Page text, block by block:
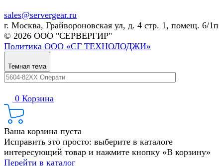
sales@servergear.ru
г. Москва, Грайвороновская ул, д. 4 стр. 1, помещ. 6/1п
© 2026 ООО "СЕРВЕРГИР"
Политика ООО «СГ ТЕХНОЛОДЖИ»
Темная тема
0 Корзина
Ваша корзина пуста
Исправить это просто: выберите в каталоге
интересующий товар и нажмите кнопку «В корзину»
Перейти в каталог